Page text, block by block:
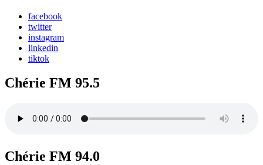
facebook
twitter
instagram
linkedin
tiktok
Chérie FM 95.5
Chérie FM 94.0